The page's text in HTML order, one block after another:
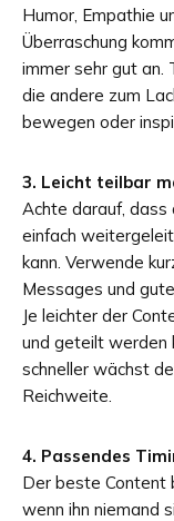
Humor, Empathie
Überraschung
immer sehr gut an.
die andere zum
bewegen oder
3. Leicht teilbar
Achte darauf, dass
einfach
kann. Verwende
Messages und
Je leichter der
und geteilt werden
schneller wächst
Reichweite.
4. Passendes
Der beste Content
wenn ihn niemand